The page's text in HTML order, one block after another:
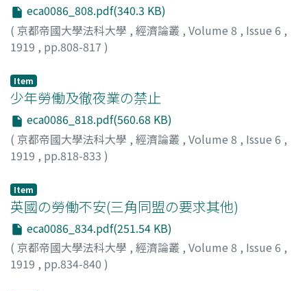
eca0086_808.pdf(340.3 KB)
( 京都帝國大學法科大學 , 經濟論叢 , Volume 8 , Issue 6 ,
1919 , pp.808-817 )
Item
少年勞働及徹夜業の禁止
eca0086_818.pdf(560.68 KB)
( 京都帝國大學法科大學 , 經濟論叢 , Volume 8 , Issue 6 ,
1919 , pp.818-833 )
Item
英國の勞働不安(三角同盟の要求其他)
eca0086_834.pdf(251.54 KB)
( 京都帝國大學法科大學 , 經濟論叢 , Volume 8 , Issue 6 ,
1919 , pp.834-840 )